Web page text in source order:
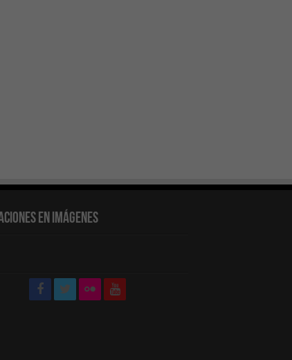
en Imágenes